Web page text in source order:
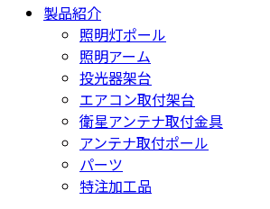
製品紹介
照明灯ポール
照明アーム
投光器架台
エアコン取付架台
衛星アンテナ取付金具
アンテナ取付ポール
パーツ
特注加工品